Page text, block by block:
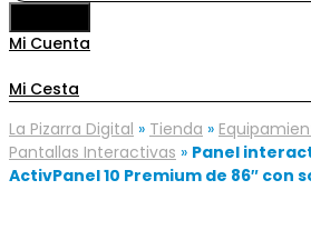
Mi Cuenta
Mi Cesta
La Pizarra Digital » Tienda »
Pantallas Interactivas » Panel
ActivPanel 10 Premium de 86″ con